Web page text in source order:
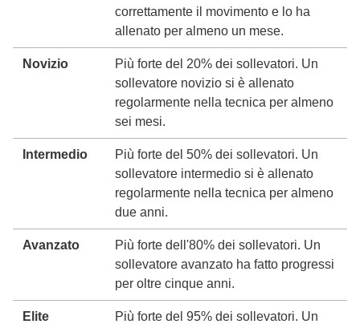
correttamente il movimento e lo ha
allenato per almeno un mese.
Novizio
Più forte del 20% dei sollevatori. Un
sollevatore novizio si è allenato
regolarmente nella tecnica per almeno
sei mesi.
Intermedio
Più forte del 50% dei sollevatori. Un
sollevatore intermedio si è allenato
regolarmente nella tecnica per almeno
due anni.
Avanzato
Più forte dell'80% dei sollevatori. Un
sollevatore avanzato ha fatto progressi
per oltre cinque anni.
Elite
Più forte del 95% dei sollevatori. Un